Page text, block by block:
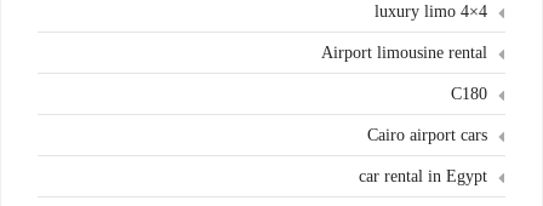
4×4 luxury limo
Airport limousine rental
C180
Cairo airport cars
car rental in Egypt